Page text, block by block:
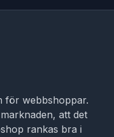
för webbshoppar.
att det
rankas bra i